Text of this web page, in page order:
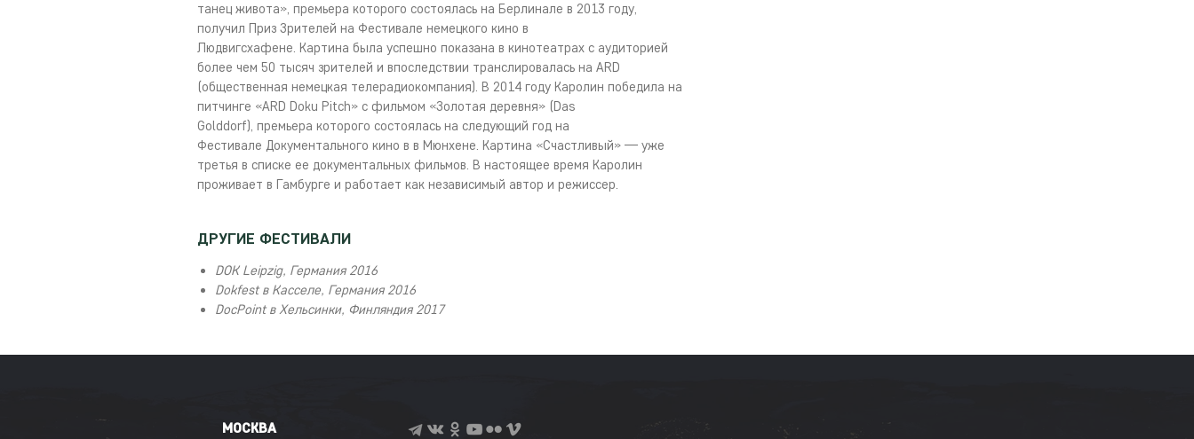
танец живота», премьера которого состоялась на Берлинале в 2013 году,
получил Приз Зрителей на Фестивале немецкого кино в
Людвигсхафене. Картина была успешно показана в кинотеатрах с аудиторией
более чем 50 тысяч зрителей и впоследствии транслировалась на ARD
(общественная немецкая телерадиокомпания). В 2014 году Каролин победила на
питчинге «ARD Doku Pitch» с фильмом «Золотая деревня» (Das
Golddorf), премьера которого состоялась на следующий год на
Фестивале Документального кино в в Мюнхене. Картина «Счастливый» — уже
третья в списке ее документальных фильмов. В настоящее время Каролин
проживает в Гамбурге и работает как независимый автор и режиссер.
ДРУГИЕ ФЕСТИВАЛИ
DOK Leipzig, Германия 2016
Dokfest в Касселе, Германия 2016
DocPoint в Хельсинки, Финляндия 2017
МОСКВА